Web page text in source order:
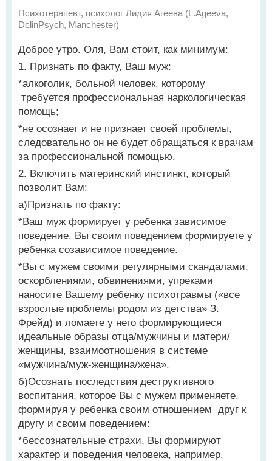
Психотерапевт, психолог Лидия Агеева (L.Ageeva,
DclinPsych, Manchester)
Доброе утро. Оля, Вам стоит, как минимум:
1. Признать по факту, Ваш муж:
*алкоголик, больной человек, которому
требуется профессиональная наркологическая
помощь;
*не осознает и не признает своей проблемы,
следовательно он не будет обращаться к врачам
за профессиональной помощью.
2. Включить материнский инстинкт, который
позволит Вам:
а)Признать по факту:
*Ваш муж формирует у ребенка зависимое
поведение. Вы своим поведением формируете у
ребенка созависимое поведение.
*Вы с мужем своими регулярными скандалами,
оскорблениями, обвинениями, упреками
наносите Вашему ребенку психотравмы («все
взрослые проблемы родом из детства» З.
Фрейд) и ломаете у него формирующиеся
идеальные образы отца/мужчины и матери/
женщины, взаимоотношения в системе
«мужчина/муж-женщина/жена».
б)Осознать последствия деструктивного
воспитания, которое Вы с мужем применяете,
формируя у ребенка своим отношением друг к
другу и своим поведением:
*бессознательные страхи, Вы формируют
характер и поведения человека, например,